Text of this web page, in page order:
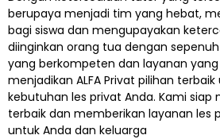
berupaya menjadi tim yang hebat,
bagi siswa dan mengupayakan
diinginkan orang tua dengan
yang berkompeten dan layanan
menjadikan ALFA Privat pilihan
kebutuhan les privat Anda. Kami
terbaik dan memberikan layanan les
untuk Anda dan keluarga